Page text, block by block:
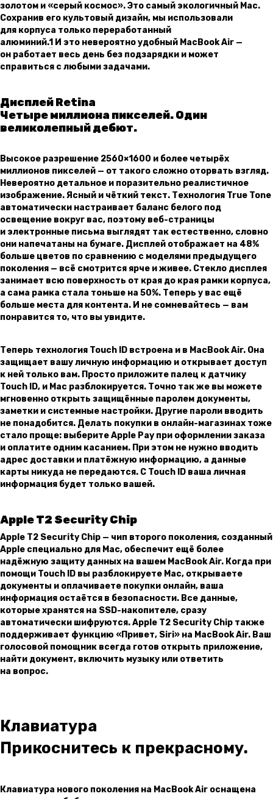
золотом и «серый космос». Это самый экологичный Mac.
Сохранив его культовый дизайн, мы использовали
для корпуса только переработанный
алюминий.1 И это невероятно удобный MacBook Air —
он работает весь день без подзарядки и может
справиться с любыми задачами.
Дисплей Retina
Четыре миллиона пикселей. Один
великолепный дебют.
Высокое разрешение 2560×1600 и более четырёх
миллионов пикселей — от такого сложно оторвать взгляд.
Невероятно детальное и поразительно реалистичное
изображение. Ясный и чёткий текст. Технология True Tone
автоматически настраивает баланс белого под
освещение вокруг вас, поэтому веб-страницы
и электронные письма выглядят так естественно, словно
они напечатаны на бумаге. Дисплей отображает на 48%
больше цветов по сравнению с моделями предыдущего
поколения — всё cмотрится ярче и живее. Стекло дисплея
занимает всю поверхность от края до края рамки корпуса,
а сама рамка стала тоньше на 50%. Теперь у вас ещё
больше места для контента. И не сомневай­тесь — вам
понравится то, что вы увидите.
Теперь технология Touch ID встроена и в MacBook Air. Она
защищает вашу личную информацию и открывает доступ
к ней только вам. Просто приложите палец к датчику
Touch ID, и Mac разблокируется. Точно так же вы можете
мгновенно открыть защищённые паролем документы,
заметки и системные настройки. Другие пароли вводить
не понадобится. Делать покупки в онлайн-магазинах тоже
стало проще: выберите Apple Pay при оформлении заказа
и оплатите одним касанием. При этом не нужно вводить
адрес доставки и платёжную информацию, а данные
карты никуда не передаются. С Touch ID ваша личная
информация будет только вашей.
Apple T2 Security Chip
Apple T2 Security Chip — чип второго поколения, созданный
Apple специально для Mac, обеспечит ещё более
надёжную защиту данных на вашем MacBook Air. Когда при
помощи Touch ID вы разблокируете Mac, открываете
документы и оплачиваете покупки онлайн, ваша
информация остаётся в безопасности. Все данные,
которые хранятся на SSD-накопителе, сразу
автоматически шифруются. Apple T2 Security Chip также
поддерживает функцию «Привет, Siri» на MacBook Air. Ваш
голосовой помощник всегда готов открыть приложение,
найти документ, включить музыку или ответить
на вопрос.
Клавиатура
Прикоснитесь к прекрасному.
Клавиатура нового поколения на MacBook Air оснащена